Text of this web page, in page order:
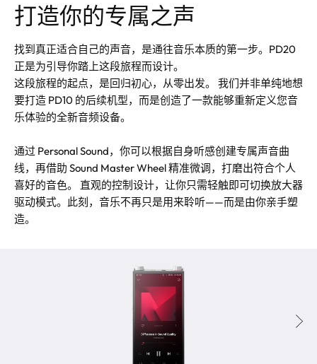
打造你的专属之声
找到真正适合自己的声音，是通往音乐本质的第一步。PD20
正是为引导你踏上这段旅程而设计。
这段旅程的起点，是回归初心，从零出发。 我们并非单纯地想
要打造 PD10 的后续机型，而是创造了一款能够重新定义您音
乐体验的全新音频设备。
通过 Personal Sound，你可以根据自身听感创建专属声音曲
线，再借助 Sound Master Wheel 精准微调，打磨出符合个人
喜好的音色。 直观的控制设计，让你只需轻触即可切换放大器
驱动模式。此刻，音乐不再只是用来聆听——而是由你亲手塑
造。